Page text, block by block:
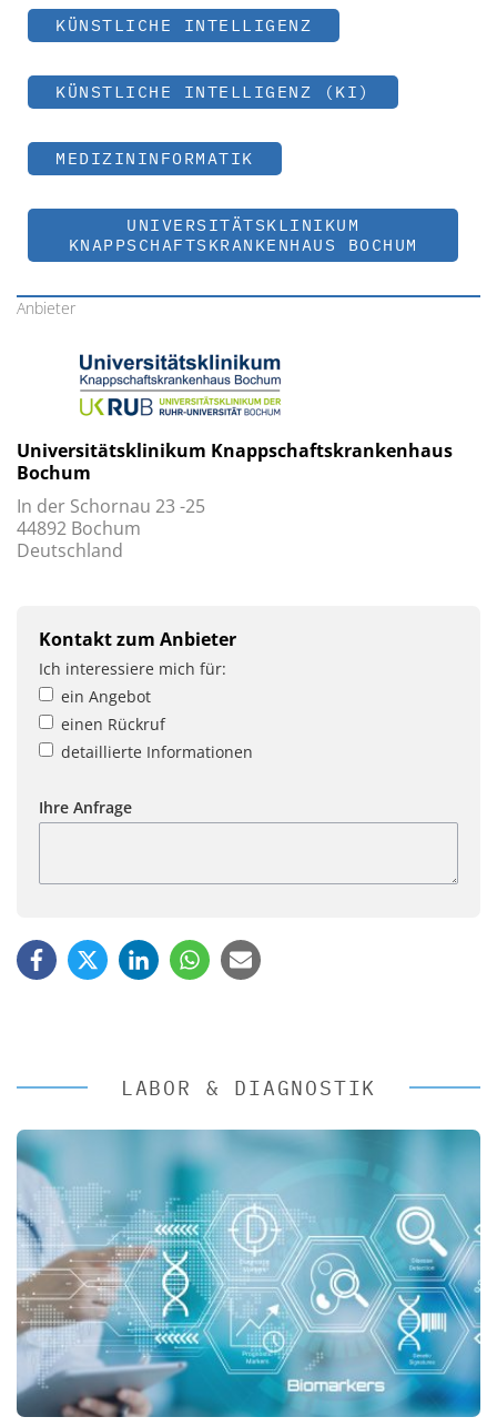
KÜNSTLICHE INTELLIGENZ
KÜNSTLICHE INTELLIGENZ (KI)
MEDIZININFORMATIK
UNIVERSITÄTSKLINIKUM
KNAPPSCHAFTSKRANKENHAUS BOCHUM
Anbieter
Universitätsklinikum Knappschaftskrankenhaus
Bochum
In der Schornau 23 -25
44892 Bochum
Deutschland
Kontakt zum Anbieter
Ich interessiere mich für:
ein Angebot
einen Rückruf
detaillierte Informationen
Ihre Anfrage
LABOR & DIAGNOSTIK